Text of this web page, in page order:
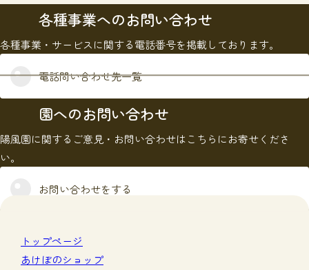
各種事業へのお問い合わせ
各種事業・サービスに関する電話番号を掲載しております。
電話問い合わせ先一覧
園へのお問い合わせ
陽風園に関するご意見・お問い合わせはこちらにお寄せくださ
い。
お問い合わせをする
トップページ
あけぼのショップ